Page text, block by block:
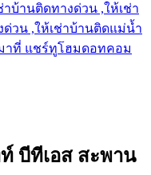
บ้านติดทางด่วน ,ให้เช่า
ด่วน ,ให้เช่าบ้านติดแม่น้ำ
าที่ แชร์ทูโฮมดอทคอม
บีทีเอส สะพาน